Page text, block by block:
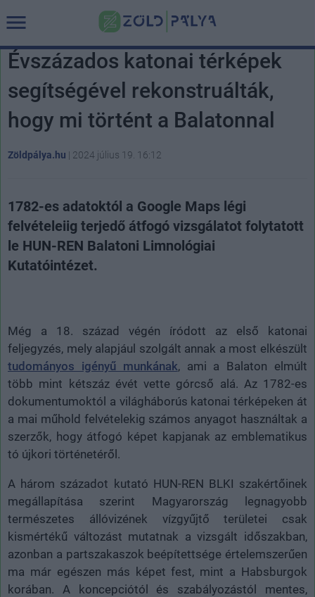
Évszázados katonai térképek
segítségével rekonstruálták,
hogy mi történt a Balatonnal
Zöldpálya.hu | 2024 július 19. 16:12
1782-es adatoktól a Google Maps légi
felvételeiig terjedő átfogó vizsgálatot folytatott
le HUN-REN Balatoni Limnológiai
Kutatóintézet.
Még a 18. század végén íródott az első katonai
feljegyzés, mely alapjául szolgált annak a most elkészült
tudományos igényű munkának, ami a Balaton elmúlt
több mint kétszáz évét vette górcső alá. Az 1782-es
dokumentumoktól a világháborús katonai térképeken át
a mai műhold felvételekig számos anyagot használtak a
szerzők, hogy átfogó képet kapjanak az emblematikus
tó újkori történetéről.
A három századot kutató HUN-REN BLKI szakértőinek
megállapítása szerint Magyarország legnagyobb
természetes állóvizének vízgyűjtő területei csak
kismértékű változást mutatnak a vizsgált időszakban,
azonban a partszakaszok beépítettsége értelemszerűen
ma már egészen más képet fest, mint a Habsburgok
korában. A koncepciótól és szabályozástól mentes,